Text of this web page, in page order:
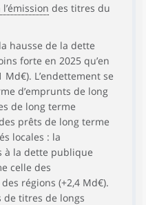
des titres du
hausse de la dette
forte en 2025 qu’en
Md€). L’endettement se
d’emprunts de long
de long terme
prêts de long terme
locales : la
à la dette publique
celle des
régions (+2,4 Md€).
de titres de longs